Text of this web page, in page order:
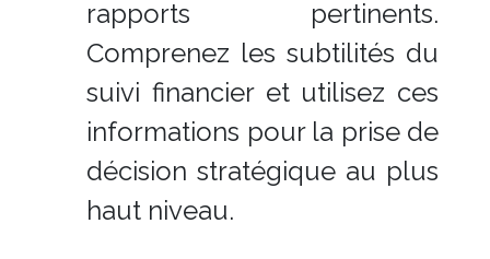
rapports pertinents.
Comprenez les subtilités du
suivi financier et utilisez ces
informations pour la prise de
décision stratégique au plus
haut niveau.